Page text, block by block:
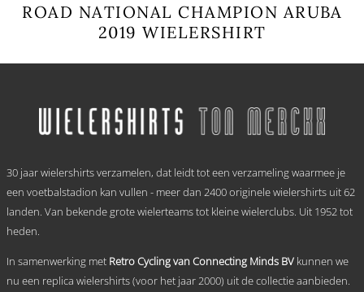
ROAD NATIONAL CHAMPION ARUBA
2019 WIELERSHIRT
variaties.
Deze
gekozen
worden
de
30 jaar wielershirts verzamelen, dat leidt tot een verzameling waarmee je
een voetbalstadion kan vullen - meer dan 2400 originele wielershirts uit 62
landen. Van bekende grote wielerteams tot kleine wielerclubs. Uit 1952 tot
heden.
In samenwerking met Retro Cycling van Connecting Minds BV kunnen we
nu een replica wielershirts (voor het jaar 2000) uit de collectie aanbieden.